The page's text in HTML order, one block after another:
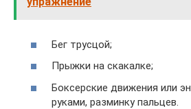
Бег трусцой;
Прыжки на скакалке;
Боксерские движения или
руками, разминку пальцев.